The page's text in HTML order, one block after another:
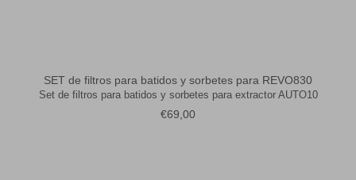
SET de filtros para batidos y sorbetes para REVO830
Set de filtros para batidos y sorbetes para extractor AUTO10
Precio normal
€69,00